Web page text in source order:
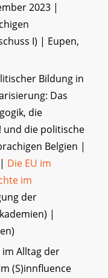
2023 |
I) | Eupen,
Bildung in
Das
die
und die politische
Belgien |
Die EU im
im
der
|
im Alltag der
(S)innfluence